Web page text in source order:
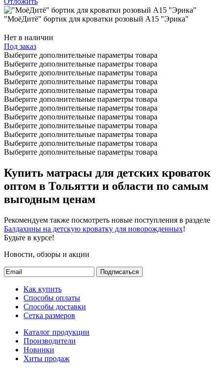
"МоёДитё" бортик для кроватки розовый А15 "Эрика"
Нет в наличии
Под заказ
Выберите дополнительные параметры товара
Выберите дополнительные параметры товара
Выберите дополнительные параметры товара
Выберите дополнительные параметры товара
Выберите дополнительные параметры товара
Выберите дополнительные параметры товара
Выберите дополнительные параметры товара
Выберите дополнительные параметры товара
Выберите дополнительные параметры товара
Выберите дополнительные параметры товара
Выберите дополнительные параметры товара
Выберите дополнительные параметры товара
Купить матрасы для детских кроваток
оптом в Тольятти и области по самым
выгодным ценам
Рекомендуем также посмотреть новые поступления в разделе
Балдахины на детскую кроватку для новорожденных!
Будьте в курсе!
Новости, обзоры и акции
Подписаться
Как купить
Способы оплаты
Способы доставки
Сетка размеров
Каталог продукции
Производители
Новинки
Хиты продаж